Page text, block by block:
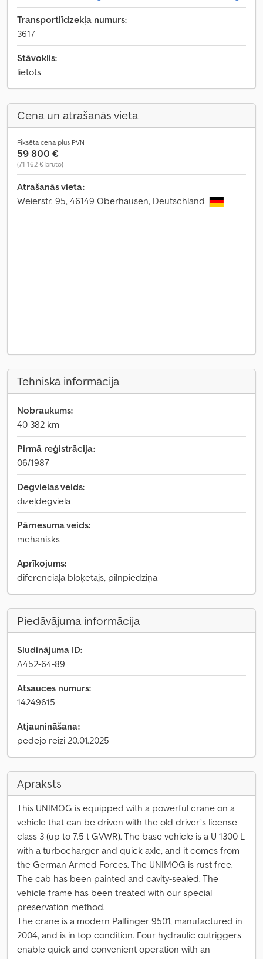
Transportlīdzekļa numurs:
3617
Stāvoklis:
lietots
Cena un atrašanās vieta
Fiksēta cena plus PVN
59 800 €
(71 162 € bruto)
Atrašanās vieta:
Weierstr. 95, 46149 Oberhausen, Deutschland
Tehniskā informācija
Nobraukums:
40 382 km
Pirmā reģistrācija:
06/1987
Degvielas veids:
dīzeļdegviela
Pārnesuma veids:
mehānisks
Aprīkojums:
diferenciāļa bloķētājs, pilnpiedziņa
Piedāvājuma informācija
Sludinājuma ID:
A452-64-89
Atsauces numurs:
14249615
Atjaunināšana:
pēdējo reizi 20.01.2025
Apraksts
This UNIMOG is equipped with a powerful crane on a
vehicle that can be driven with the old driver’s license
class 3 (up to 7.5 t GVWR). The base vehicle is a U 1300 L
with a turbocharger and quick axle, and it comes from
the German Armed Forces. The UNIMOG is rust-free.
The cab has been painted and cavity-sealed. The
vehicle frame has been treated with our special
preservation method.
The crane is a modern Palfinger 9501, manufactured in
2004, and is in top condition. Four hydraulic outriggers
enable quick and convenient operation with an